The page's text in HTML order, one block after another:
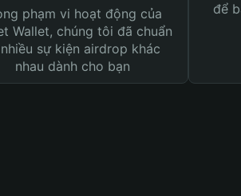
phạm vi hoạt động của
Wallet, chúng tôi đã chuẩn
sự kiện airdrop khác
nhau dành cho bạn
để